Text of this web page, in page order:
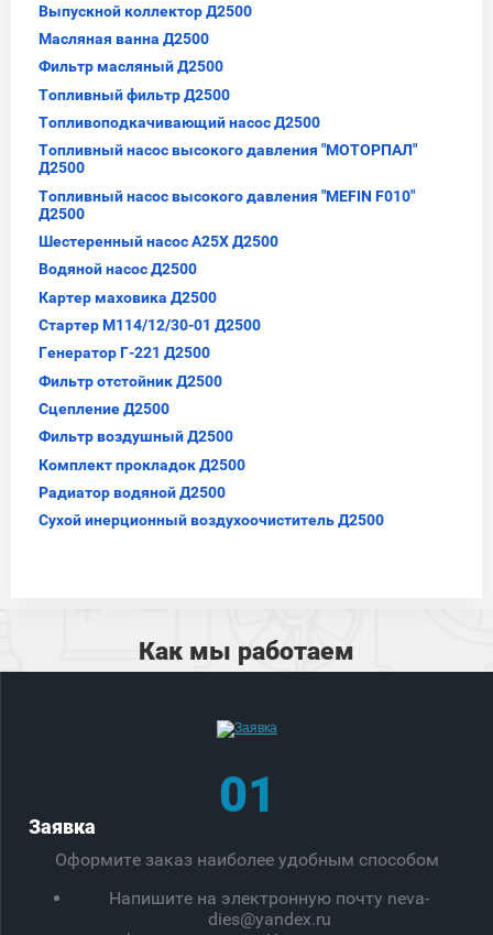
Выпускной коллектор Д2500
Масляная ванна Д2500
Фильтр масляный Д2500
Топливный фильтр Д2500
Топливоподкачивающий насос Д2500
Топливный насос высокого давления "МОТОРПАЛ"
Д2500
Топливный насос высокого давления "MEFIN F010"
Д2500
Шестеренный насос А25Х Д2500
Водяной насос Д2500
Картер маховика Д2500
Стартер М114/12/30-01 Д2500
Генератор Г-221 Д2500
Фильтр отстойник Д2500
Сцепление Д2500
Фильтр воздушный Д2500
Комплект прокладок Д2500
Радиатор водяной Д2500
Сухой инерционный воздухоочиститель Д2500
Как мы работаем
01
Заявка
Оформите заказ наиболее удобным способом
Напишите на электронную почту neva-
dies@yandex.ru